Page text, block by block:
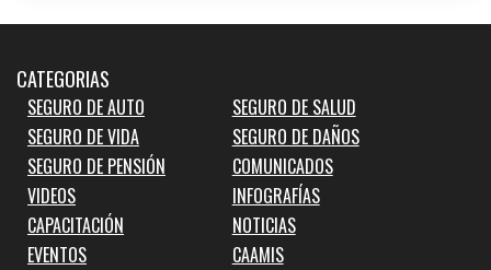
CATEGORIAS
SEGURO DE AUTO
SEGURO DE SALUD
SEGURO DE VIDA
SEGURO DE DAÑOS
SEGURO DE PENSIÓN
COMUNICADOS
VIDEOS
INFOGRAFÍAS
CAPACITACIÓN
NOTICIAS
EVENTOS
CAAMIS